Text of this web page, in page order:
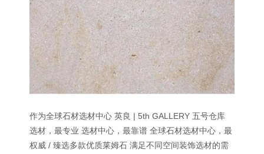
作为全球石材选材中心 英良 | 5th GALLERY 五号仓库
选材，最专业 选材中心，最靠谱 全球石材选材中心，最
权威 / 臻选多款优质莱姆石 满足不同空间装饰选材的需